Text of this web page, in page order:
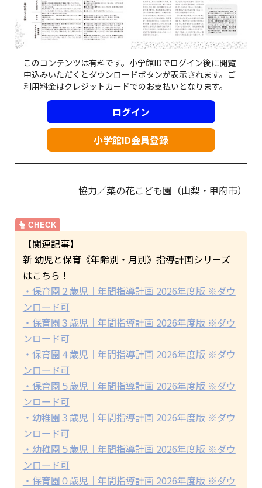
このコンテンツは有料です。小学館IDでログイン後に閲覧
申込みいただくとダウンロードボタンが表示されます。ご
利用料金はクレジットカードでのお支払いとなります。
ログイン
小学館ID会員登録
協力／菜の花こども園（山梨・甲府市）
【関連記事】
新 幼児と保育《年齢別・月別》指導計画シリーズ
はこちら！
・保育園２歳児｜年間指導計画 2026年度版 ※ダウ
ンロード可
・保育園３歳児｜年間指導計画 2026年度版 ※ダウ
ンロード可
・保育園４歳児｜年間指導計画 2026年度版 ※ダウ
ンロード可
・保育園５歳児｜年間指導計画 2026年度版 ※ダウ
ンロード可
・幼稚園３歳児｜年間指導計画 2026年度版 ※ダウ
ンロード可
・幼稚園５歳児｜年間指導計画 2026年度版 ※ダウ
ンロード可
・保育園０歳児｜年間指導計画 2026年度版 ※ダウ